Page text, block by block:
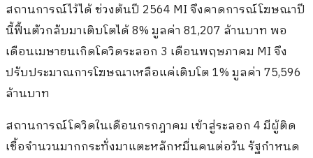
สถานการณ์ไว้ได้ ช่วงต้นปี 2564 MI จึงคาดการณ์โฆษณาปี
นี้ฟื้นตัวกลับมาเติบโตได้ 8% มูลค่า 81,207 ล้านบาท พอ
เดือนเมษายนเกิดโควิดระลอก 3 เดือนพฤษภาคม MI จึง
ปรับประมาณการโฆษณาเหลือแค่เติบโต 1% มูลค่า 75,596
ล้านบาท
สถานการณ์โควิดในเดือนกรกฎาคม เข้าสู่ระลอก 4 มีผู้ติด
เชื้อจำนวนมากกระทั่งมาแตะหลักหมื่นคนต่อวัน รัฐกำหนด